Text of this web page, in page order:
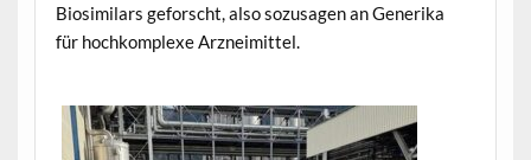
Biosim­i­lars geforscht, also sozusagen an Gener­i­ka
für hochkom­plexe Arzneimittel.